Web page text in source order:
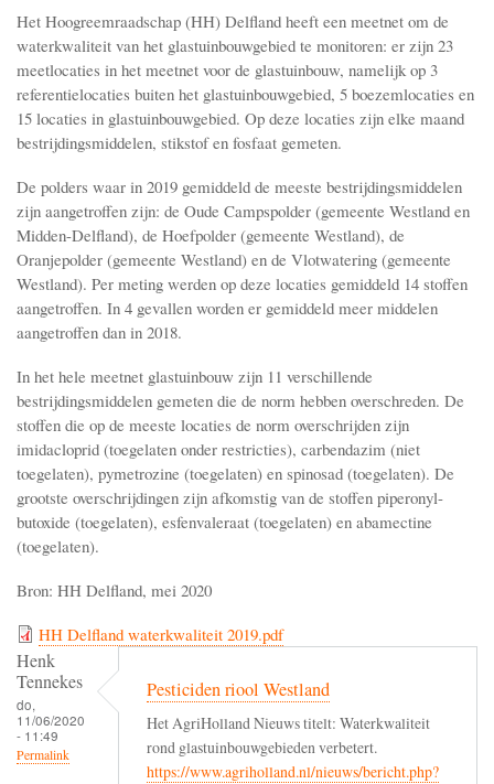
Het Hoogreemraadschap (HH) Delfland heeft een meetnet om de
waterkwaliteit van het glastuinbouwgebied te monitoren: er zijn 23
meetlocaties in het meetnet voor de glastuinbouw, namelijk op 3
referentielocaties buiten het glastuinbouwgebied, 5 boezemlocaties en
15 locaties in glastuinbouwgebied. Op deze locaties zijn elke maand
bestrijdingsmiddelen, stikstof en fosfaat gemeten.
De polders waar in 2019 gemiddeld de meeste bestrijdingsmiddelen
zijn aangetroffen zijn: de Oude Campspolder (gemeente Westland en
Midden-Delfland), de Hoefpolder (gemeente Westland), de
Oranjepolder (gemeente Westland) en de Vlotwatering (gemeente
Westland). Per meting werden op deze locaties gemiddeld 14 stoffen
aangetroffen. In 4 gevallen worden er gemiddeld meer middelen
aangetroffen dan in 2018.
In het hele meetnet glastuinbouw zijn 11 verschillende
bestrijdingsmiddelen gemeten die de norm hebben overschreden. De
stoffen die op de meeste locaties de norm overschrijden zijn
imidacloprid (toegelaten onder restricties), carbendazim (niet
toegelaten), pymetrozine (toegelaten) en spinosad (toegelaten). De
grootste overschrijdingen zijn afkomstig van de stoffen piperonyl-
butoxide (toegelaten), esfenvaleraat (toegelaten) en abamectine
(toegelaten).
Bron: HH Delfland, mei 2020
HH Delfland waterkwaliteit 2019.pdf
Henk
Tennekes
do,
11/06/2020
- 11:49
Permalink
Pesticiden riool Westland
Het AgriHolland Nieuws titelt: Waterkwaliteit
rond glastuinbouwgebieden verbetert.
https://www.agriholland.nl/nieuws/bericht.php?